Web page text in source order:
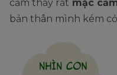
cảm thấy rất mặc
bản thân mình kém